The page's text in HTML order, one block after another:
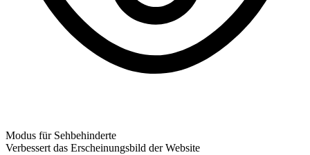
Modus für Sehbehinderte
Verbessert das Erscheinungsbild der Website